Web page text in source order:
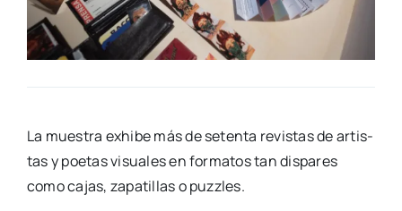
La mues­tra exhi­be más de seten­ta revis­tas de artis­
tas y poe­tas visua­les en for­ma­tos tan dis­pa­res
como cajas, zapa­ti­llas o puzz­les.